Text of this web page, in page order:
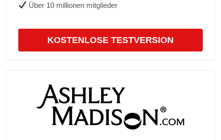
Über 10 millionen mitglieder
KOSTENLOSE TESTVERSION